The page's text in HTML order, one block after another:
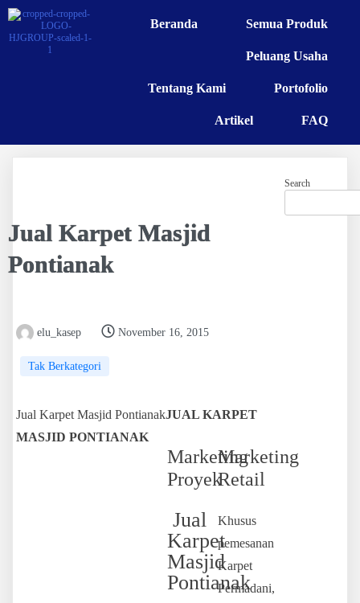
Beranda Semua Produk
Peluang Usaha
Tentang Kami Portofolio
Artikel FAQ
Jual Karpet Masjid
Pontianak
elu_kasep November 16, 2015
Tak Berkategori
Jual Karpet Masjid PontianakJUAL KARPET
MASJID PONTIANAK
Marketing
Retail
Khusus
pemesanan
Karpet
Permadani,
Marketing
Proyek
Jual
Karpet
Masjid
Pontianak
Search